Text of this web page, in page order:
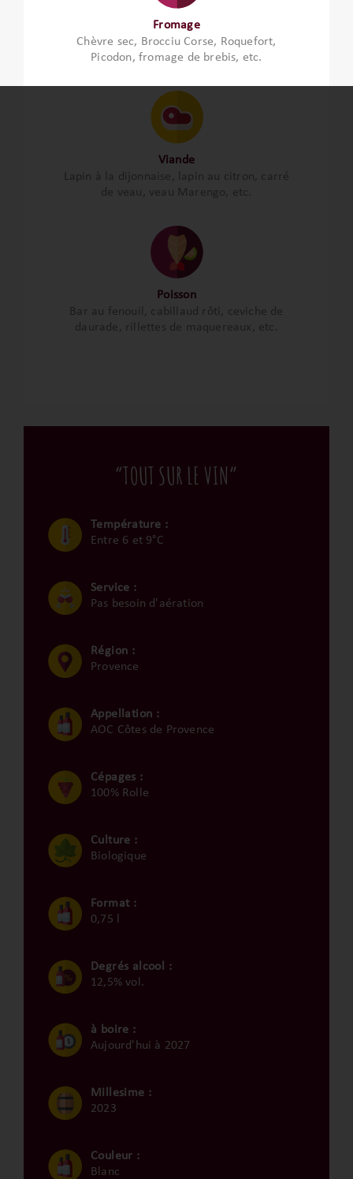
Fromage
Chèvre sec, Brocciu Corse, Roquefort,
Picodon, fromage de brebis, etc.
Viande
Lapin à la dijonnaise, lapin au citron, carré
de veau, veau Marengo, etc.
Poisson
Bar au fenouil, cabillaud rôti, ceviche de
daurade, rillettes de maquereaux, etc.
“TOUT SUR LE VIN”
Température :
Entre 6 et 9°C
Service :
Pas besoin d'aération
Région :
Provence
Appellation :
AOC Côtes de Provence
Cépages :
100% Rolle
Culture :
Biologique
Format :
0,75 l
Degrés alcool :
12,5% vol.
à boire :
Aujourd'hui à 2027
Millesime :
2023
Couleur :
Blanc